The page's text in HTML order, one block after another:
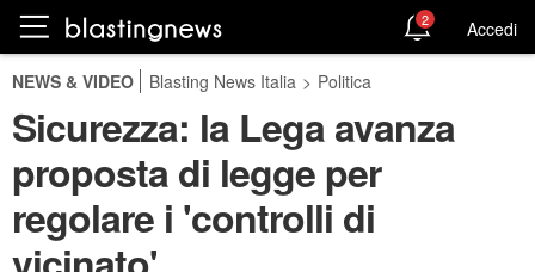
2 Accedi
NEWS & VIDEO Blasting News Italia > Politica
Sicurezza: la Lega avanza
proposta di legge per
regolare i 'controlli di